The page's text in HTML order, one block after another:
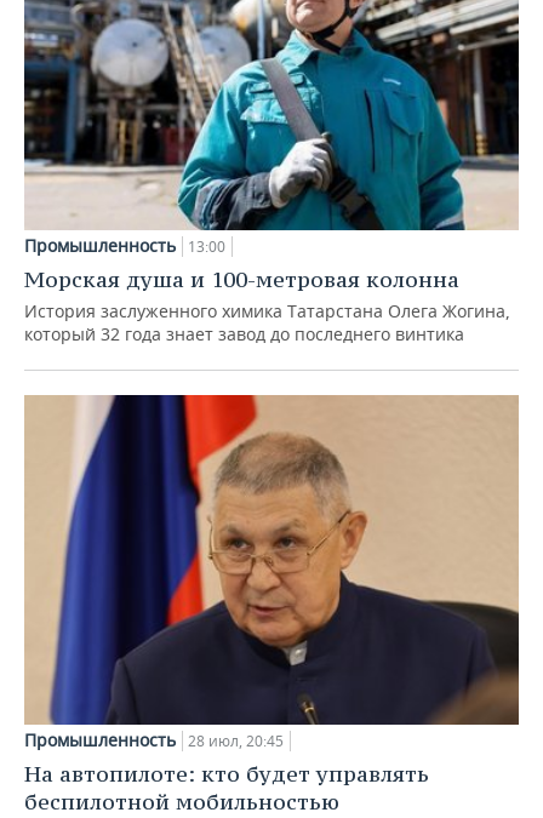
Промышленность 13:00
Морская душа и 100-метровая колонна
История заслуженного химика Татарстана Олега Жогина,
который 32 года знает завод до последнего винтика
Промышленность 28 июл, 20:45
На автопилоте: кто будет управлять
беспилотной мобильностью